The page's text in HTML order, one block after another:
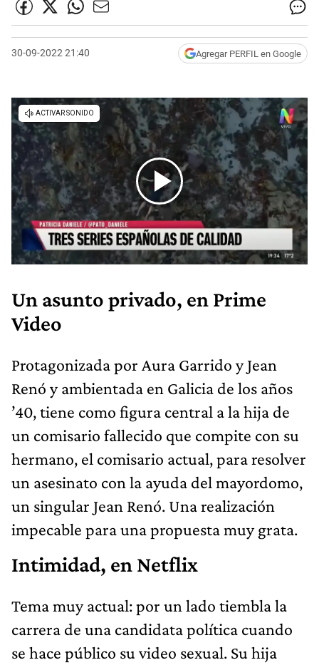
30-09-2022 21:40 Agregar PERFIL en Google
Un asunto privado, en Prime
Video
Protagonizada por Aura Garrido y Jean
Renó y ambientada en Galicia de los años
’40, tiene como figura central a la hija de
un comisario fallecido que compite con su
hermano, el comisario actual, para resolver
un asesinato con la ayuda del mayordomo,
un singular Jean Renó. Una realización
impecable para una propuesta muy grata.
Intimidad, en Netflix
Tema muy actual: por un lado tiembla la
carrera de una candidata política cuando
se hace público su video sexual. Su hija